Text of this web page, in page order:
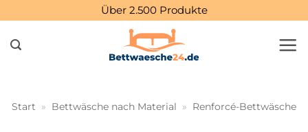
springen
Über 2.500 Produkte
Start » Bettwäsche nach Material » Renforcé-Bettwäsche